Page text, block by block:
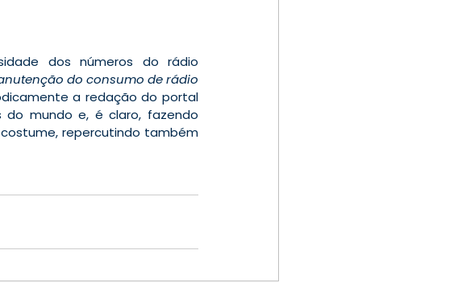
dos números do rádio
do consumo de rádio
a redação do portal
do mundo e, é claro, fazendo
repercutindo também